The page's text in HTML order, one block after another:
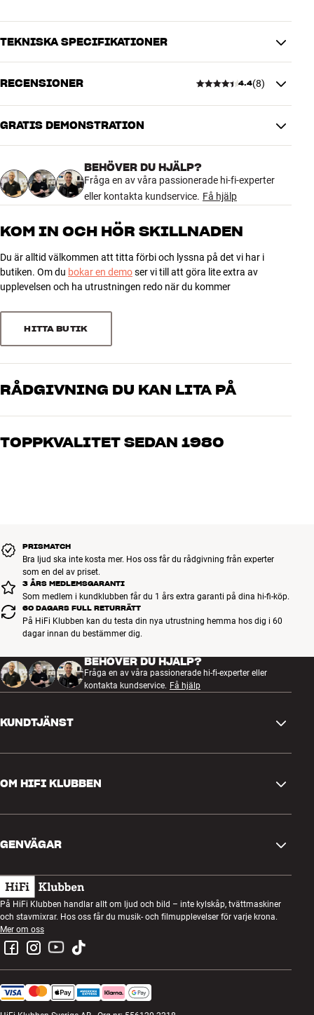
dölja dem i väggfästets inbyggda kabelskena.
Mer från Mountson
TEKNISKA SPECIFIKATIONER
DIMENSIONER OCH DESIGN
Färg
Svart
Vikt (kg)
Mått (förpackning)
djup)
Mått (produkt)
75 x 6 x 28,5 cm (bredd x höjd x
djup)
GENERELLA EGENSKAPER
Fäste för montering av Sonos Arc på VESA TV-fäste av
standardtyp
Passar VESA-fästen från 100x100 till 400 x 400
RECENSIONER 4.4(8)
4.4
8 recensioner
3
2
Sortera efter
GRATIS DEMONSTRATION
BEHÖVER DU HJÄLP?
Fråga en av våra passionerade hi-fi-experter
eller kontakta kundservice. Få hjälp
KOM IN OCH HÖR SKILLNADEN
Du är alltid välkommen att titta förbi och lyssna på det vi har i
butiken. Om du bokar en demoser vi till att göra lite extra av
upplevelsen och ha utrustningen redo när du kommer
HITTA BUTIK
RÅDGIVNING DU KAN LITA PÅ
Våra medarbetare är riktiga entusiaster som kan produkterna och
vad du drömmer om, så hjälper vi dig att hitta den lösning som
TOPPKVALITET SEDAN 1980
PRISMATCH
Bra ljud ska inte kosta mer. Hos oss får du rådgivning från experter
som en del av priset.
3 ÅRS MEDLEMSGARANTI
Som medlem i kundklubben får du 1 års extra garanti på dina hi-fi-köp.
60 DAGARS FULL RETURRÄTT
På HiFi Klubben kan du testa din nya utrustning hemma hos dig i 60
dagar innan du bestämmer dig.
BEHÖVER DU HJÄLP?
Fråga en av våra passionerade hi-fi-experter eller
kontakta kundservice. Få hjälp
KUNDTJÄNST
Retur och reklamation
Ångra beställning
Köpvillkor
Integritetspolicy
OM HIFI KLUBBEN
Kundklubb
Lyssnarkväll
Tävlingar
Jobb i HiFi Klubben
GENVÄGAR
Presentkort
Bygg med ljud
Montering och installation
Retur av elavfall
På HiFi Klubben handlar allt om ljud och bild – inte kylskåp, tvättmaskiner
och stavmixrar. Hos oss får du musik- och filmupplevelser för varje krona.
Mer om oss